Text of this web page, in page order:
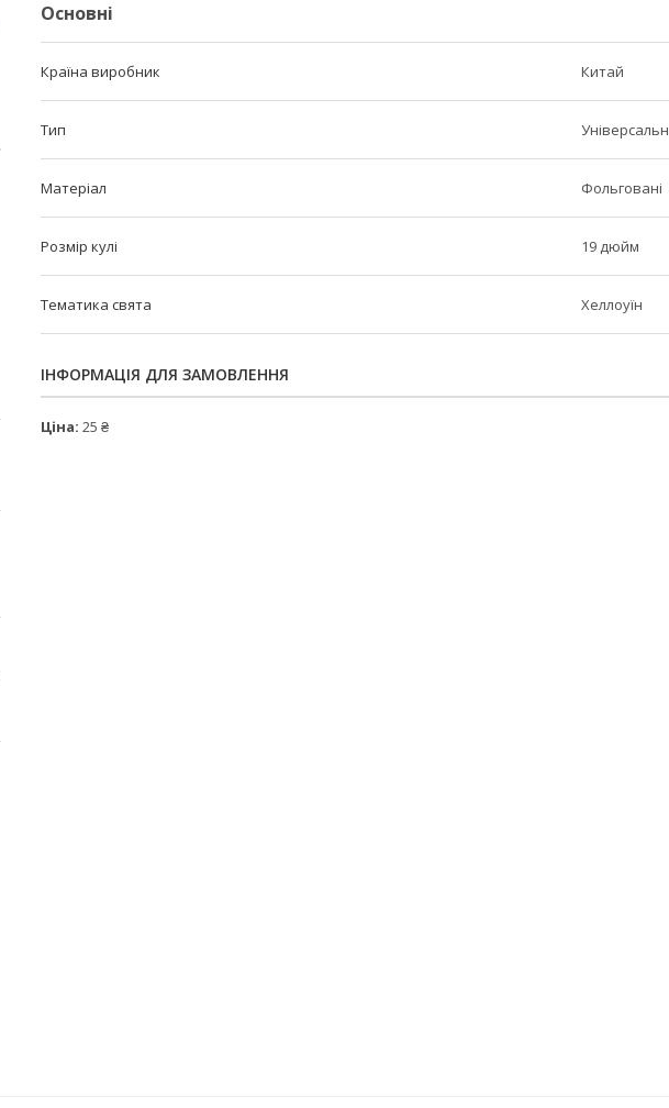
Основні
Країна виробник Китай
Тип
Матеріал Фольговані
Розмір кулі 19 дюйм
Тематика свята Хеллоуїн
ІНФОРМАЦІЯ ДЛЯ ЗАМОВЛЕННЯ
Ціна: 25 ₴